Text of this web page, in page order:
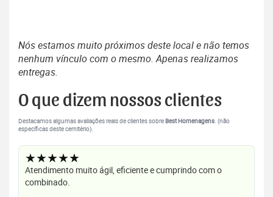
Nós estamos muito próximos deste local e não temos
nenhum vínculo com o mesmo. Apenas realizamos
entregas.
O que dizem nossos clientes
Destacamos algumas avaliações reais de clientes sobreBest Homenagens. (não
específicas deste cemitério).
★★★★★
Atendimento muito ágil, eficiente e cumprindo com o
combinado.